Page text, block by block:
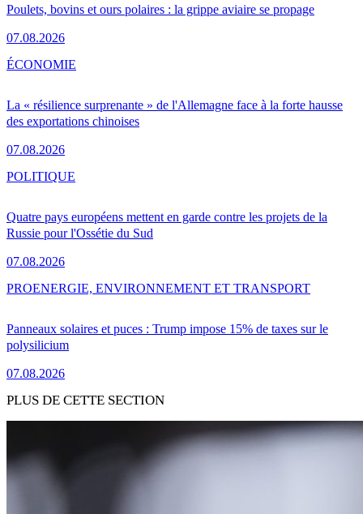
Poulets, bovins et ours polaires : la grippe aviaire se propage
07.08.2026
La « résilience surprenante » de l'Allemagne face à la forte hausse
des exportations chinoises
07.08.2026
ÉCONOMIE
Quatre pays européens mettent en garde contre les projets de la
Russie pour l'Ossétie du Sud
07.08.2026
POLITIQUE
Panneaux solaires et puces : Trump impose 15% de taxes sur le
polysilicium
07.08.2026
PROENERGIE, ENVIRONNEMENT ET TRANSPORT
PLUS DE CETTE SECTION